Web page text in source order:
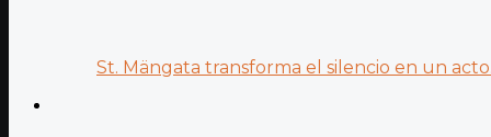
St. Mängata transforma el silencio en un